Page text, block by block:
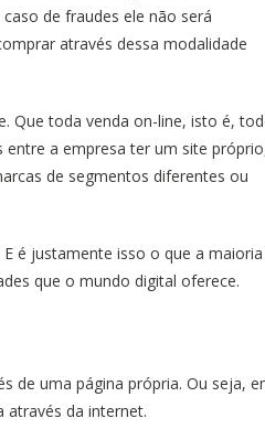
de fraudes ele não será
através dessa modalidade
Que toda venda on-line, isto é,
entre a empresa ter um site
de segmentos diferentes ou
é justamente isso o que a maioria
que o mundo digital oferece.
de uma página própria. Ou seja,
da internet.